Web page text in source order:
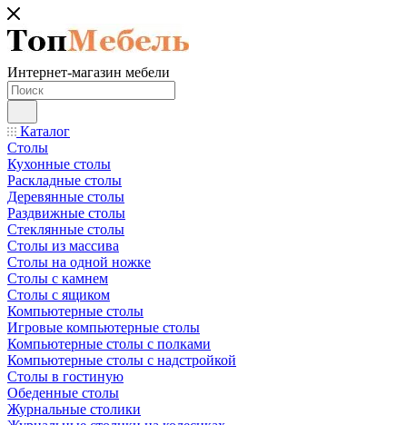
Интернет-магазин мебели
Каталог
Столы
Кухонные столы
Раскладные столы
Деревянные столы
Раздвижные столы
Стеклянные столы
Столы из массива
Столы на одной ножке
Столы с камнем
Столы с ящиком
Компьютерные столы
Игровые компьютерные столы
Компьютерные столы с полками
Компьютерные столы с надстройкой
Столы в гостиную
Обеденные столы
Журнальные столики